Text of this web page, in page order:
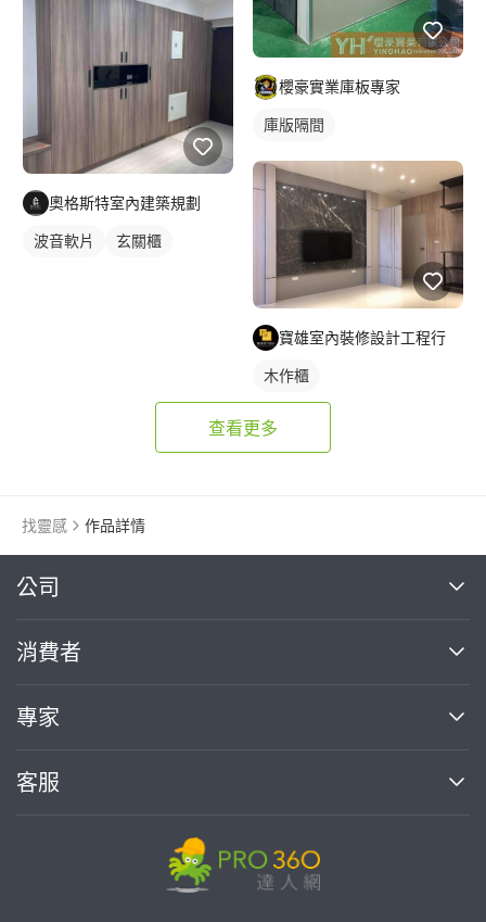
奧格斯特室內建築規劃
波音軟片 玄關櫃
櫻豪實業庫板專家
庫版隔間
寶雄室內裝修設計工程行
木作櫃
查看更多
找靈感 作品詳情
公司
關於我們
部落格
加入我們
消費者
買服務
熱門服務
專家
案件中心
客服
繼續完成